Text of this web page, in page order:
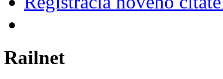
Railnet